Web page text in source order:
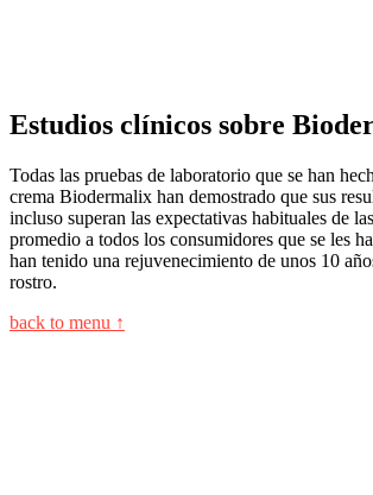
Estudios clínicos sobre
Todas las pruebas de laboratorio que se han
crema Biodermalix han demostrado que sus
incluso superan las expectativas habituales de
promedio a todos los consumidores que se les
han tenido una rejuvenecimiento de unos 10
rostro.
back to menu ↑